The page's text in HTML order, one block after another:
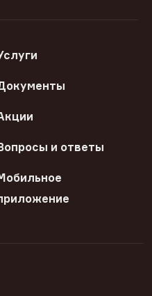
и ответы